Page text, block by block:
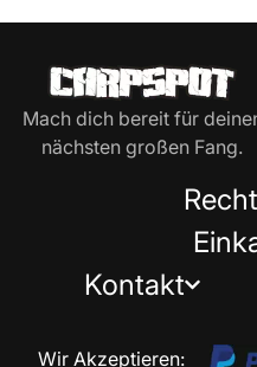
Mach dich bereit für
nächsten großen Fang.
Kontakt
Wir Akzeptieren: